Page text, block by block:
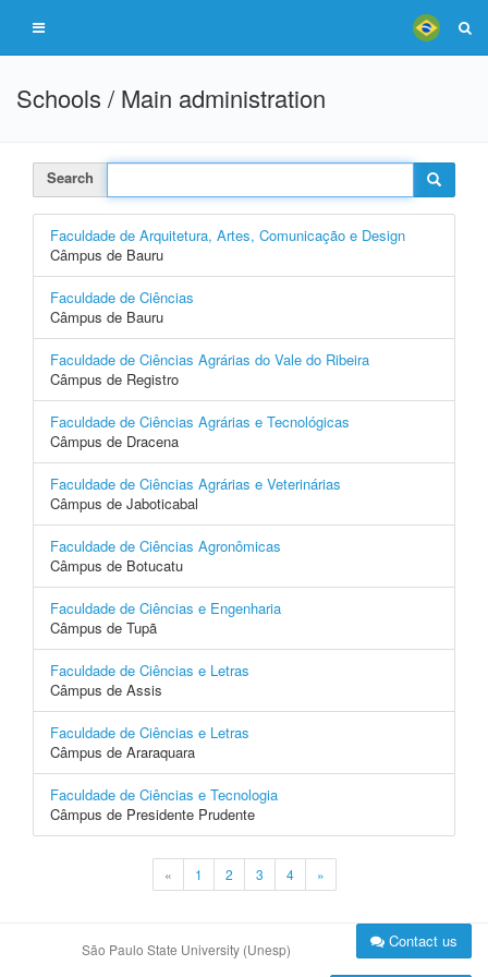
Schools / Main administration
Search
Faculdade de Arquitetura, Artes, Comunicação e Design
Câmpus de Bauru
Faculdade de Ciências
Câmpus de Bauru
Faculdade de Ciências Agrárias do Vale do Ribeira
Câmpus de Registro
Faculdade de Ciências Agrárias e Tecnológicas
Câmpus de Dracena
Faculdade de Ciências Agrárias e Veterinárias
Câmpus de Jaboticabal
Faculdade de Ciências Agronômicas
Câmpus de Botucatu
Faculdade de Ciências e Engenharia
Câmpus de Tupã
Faculdade de Ciências e Letras
Câmpus de Assis
Faculdade de Ciências e Letras
Câmpus de Araraquara
Faculdade de Ciências e Tecnologia
Câmpus de Presidente Prudente
« 1 2 3 4 »
São Paulo State University (Unesp) Contact us